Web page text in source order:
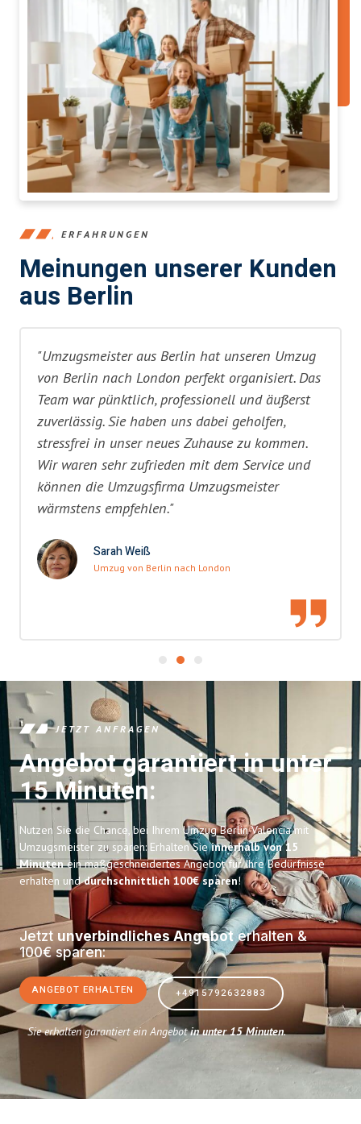
ERFAHRUNGEN
Meinungen unserer Kunden
aus Berlin
"Umzugsmeister aus Berlin hat unseren Umzug
von Berlin nach London perfekt organisiert. Das
Team war pünktlich, professionell und äußerst
zuverlässig. Sie haben uns dabei geholfen,
stressfrei in unser neues Zuhause zu kommen.
Wir waren sehr zufrieden mit dem Service und
können die Umzugsfirma Umzugsmeister
wärmstens empfehlen."
Sarah Weiß
Umzug von Berlin nach London
JETZT ANFRAGEN
Angebot garantiert in unter
15 Minuten:
Nutzen Sie die Chance, bei Ihrem Umzug Berlin Valencia mit
Umzugsmeister zu sparen: Erhalten Sieinnerhalb von 15
Minutenein maßgeschneidertes Angebot für Ihre Bedürfnisse
erhalten unddurchschnittlich 100€ sparen!
Jetzt unverbindliches Angeboterhalten &
100€ sparen:
ANGEBOT ERHALTEN +4915792632883
Sie erhalten garantiert ein Angebotin unter 15 Minuten.